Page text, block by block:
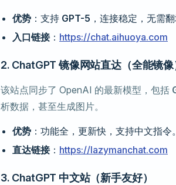
优势 ：支持 GPT-5 ，连接稳定，无需翻
入口链接： https://chat.aihuoya.com
2. ChatGPT 镜像网站直达（全能镜像
该站点同步了 OpenAI 的最新模型，包括
析数据，甚至生成图片。
优势 ：功能全，更新快，支持中文指令。
直达链接： https://lazymanchat.com
3. ChatGPT 中文站（新手友好）